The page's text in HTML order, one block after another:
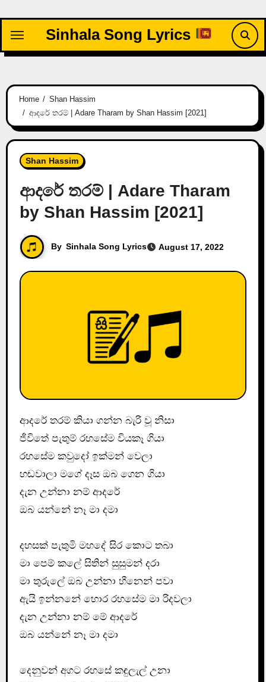
content
Sinhala Song Lyrics
Home
Shan Hassim
ආදරේ තරම් | Adare Tharam by Shan Hassim [2021]
Shan Hassim
ආදරේ තරම් | Adare Tharam
by Shan Hassim [2021]
By Sinhala Song Lyrics August 17, 2022
ආදරේ තරම් කියා ගන්න බැරි වූ නිසා
ජීවිතේ පැතුම් රහසේම වියකෑ ගියා
රහසේම කවුදෝ ඉක්මන් වෙලා
හඬවාලා මගේ දෑස ඔබ ගෙන ගියා
දැන උන්නා නම් ආදරේ
ඔබ යන්නේ නෑ මා දමා
දහසක් පැතුමි මහදේ සිර කොට තබා
මා පෙම් කලේ සිතින් සුසුමන් දරා
මා තුරුලේ ඔබ උන්නා හීනෙන් පවා
ඇයි ඉන්නනේ හොර රහසේම මා රිදවලා
දැන උන්නා නම් මේ ආදරේ
ඔබ යන්නේ නෑ මා දමා
දෙනුවන් අගට රහසේ කඳුලැල් උනා